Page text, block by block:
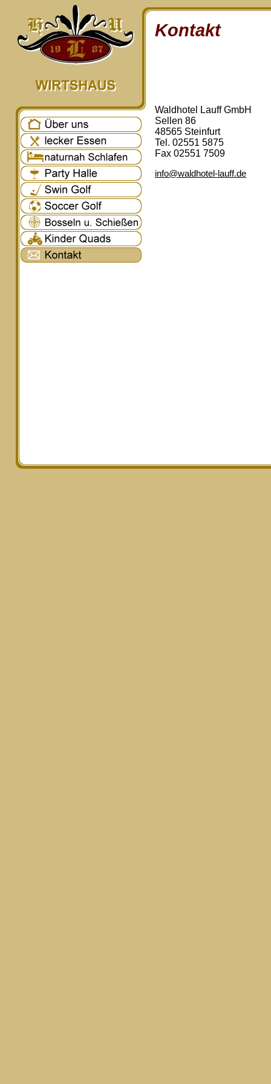
Kontakt
Waldhotel Lauff GmbH
Sellen 86
48565 Steinfurt
Tel. 02551 5875
Fax 02551 7509
info@waldhotel-lauff.de